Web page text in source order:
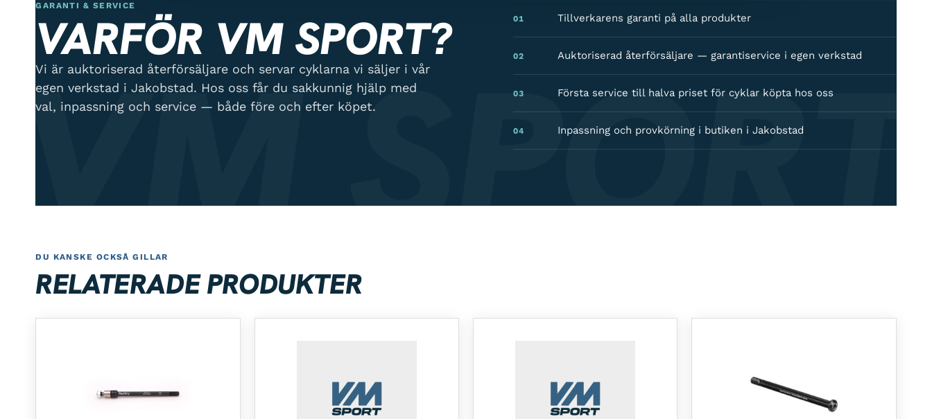
VM SPORT
GARANTI & SERVICE
VARFÖR VM SPORT?
Vi är auktoriserad återförsäljare och servar cyklarna vi säljer i vår
egen verkstad i Jakobstad. Hos oss får du sakkunnig hjälp med
val, inpassning och service — både före och efter köpet.
01 Tillverkarens garanti på alla produkter
02 Auktoriserad återförsäljare — garantiservice i egen verkstad
03 Första service till halva priset för cyklar köpta hos oss
04 Inpassning och provkörning i butiken i Jakobstad
DU KANSKE OCKSÅ GILLAR
RELATERADE PRODUKTER